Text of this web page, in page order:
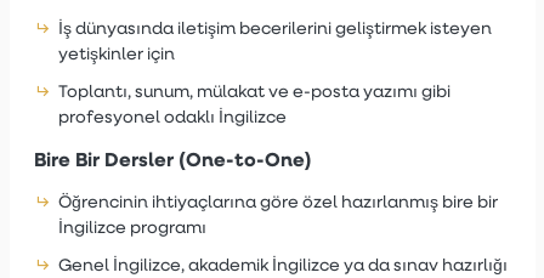
İş dünyasında iletişim becerilerini geliştirmek isteyen
yetişkinler için
Toplantı, sunum, mülakat ve e-posta yazımı gibi
profesyonel odaklı İngilizce
Bire Bir Dersler (One-to-One)
Öğrencinin ihtiyaçlarına göre özel hazırlanmış bire bir
İngilizce programı
Genel İngilizce, akademik İngilizce ya da sınav hazırlığı